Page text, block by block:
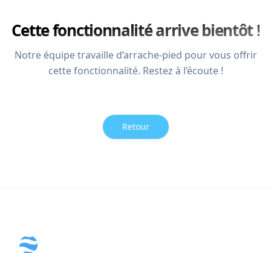
Cette fonctionnalité arrive bientôt !
Notre équipe travaille d’arrache-pied pour vous offrir
cette fonctionnalité. Restez à l’écoute !
Retour